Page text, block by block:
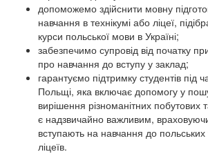
допоможемо здійснити мовну
навчання в технікумі або ліцеї,
курси польської мови в Україні;
забезпечимо супровід від початку
про навчання до вступу у заклад;
гарантуємо підтримку студентів під
Польщі, яка включає допомогу у
вирішення різноманітних побутових
є надзвичайно важливим, враховуючи
вступають на навчання до польських
ліцеїв.